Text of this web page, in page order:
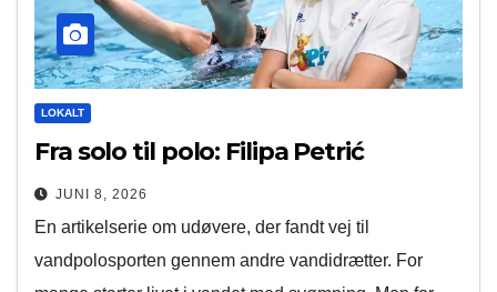
LOKALT
Fra solo til polo: Filipa Petrić
JUNI 8, 2026
En artikelserie om udøvere, der fandt vej til
vandpolosporten gennem andre vandidrætter. For